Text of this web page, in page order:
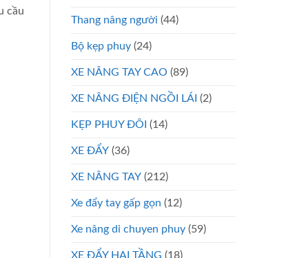
cầu
Thang nâng người (44)
Bộ kẹp phuy (24)
XE NÂNG TAY CAO (89)
XE NÂNG ĐIỆN NGỒI LÁI (2)
KẸP PHUY ĐÔI (14)
XE ĐẨY (36)
XE NÂNG TAY (212)
Xe đẩy tay gấp gọn (12)
Xe nâng di chuyen phuy (59)
XE ĐẨY HAI TẦNG (18)